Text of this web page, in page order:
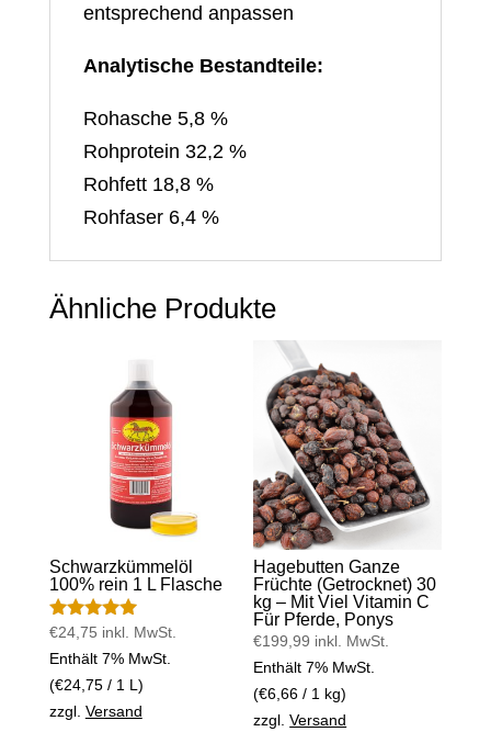
entsprechend anpassen
Analytische Bestandteile:
Rohasche 5,8 %
Rohprotein 32,2 %
Rohfett 18,8 %
Rohfaser 6,4 %
Ähnliche Produkte
Schwarzkümmelöl
100% rein 1 L Flasche
Bewertet mit
von 5
€24,75 inkl. MwSt.
Enthält 7% MwSt.
(€24,75/ 1 L)
zzgl. Versand
Hagebutten Ganze
Früchte (Getrocknet) 30
kg – Mit Viel Vitamin C
Für Pferde, Ponys
€199,99 inkl. MwSt.
Enthält 7% MwSt.
(€6,66 / 1 kg)
zzgl.Versand